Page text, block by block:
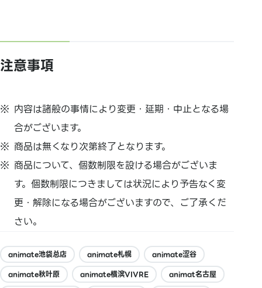
注意事項
内容は諸般の事情により変更・延期・中止となる場
合がございます。
商品は無くなり次第終了となります。
商品について、個数制限を設ける場合がございま
す。個数制限につきましては状況により予告なく変
更・解除になる場合がございますので、ご了承くだ
さい。
animate池袋总店 animate札幌
animate涩谷
animate秋叶原
animate横滨VIVRE
animat名古屋